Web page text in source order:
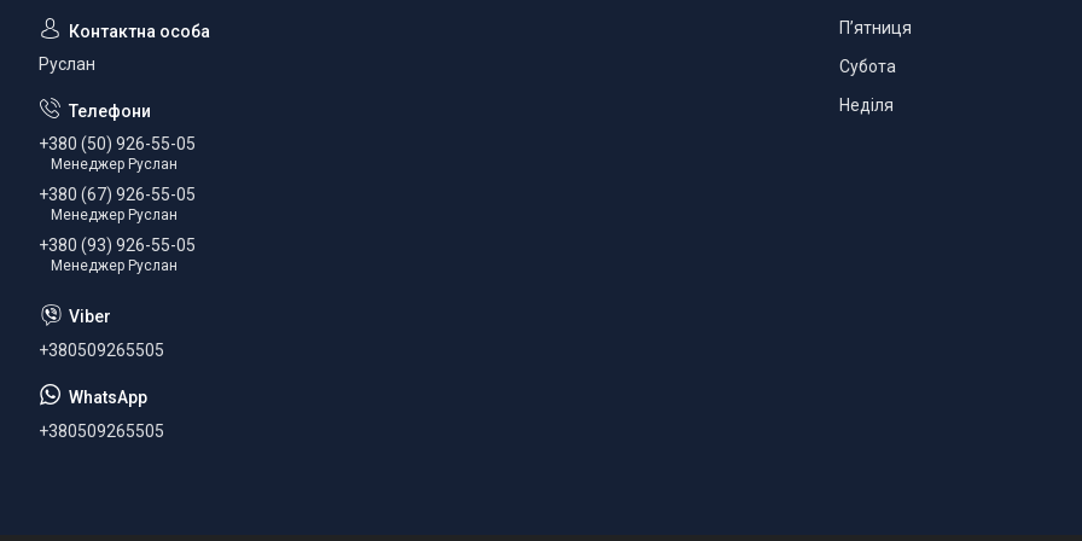
Руслан
+380 (50) 926-55-05
Менеджер Руслан
+380 (67) 926-55-05
Менеджер Руслан
+380 (93) 926-55-05
Менеджер Руслан
+380509265505
+380509265505
Пʼятниця
Субота
Неділя